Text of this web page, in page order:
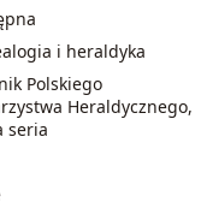
i heraldyka
Polskiego
Heraldycznego,
seria